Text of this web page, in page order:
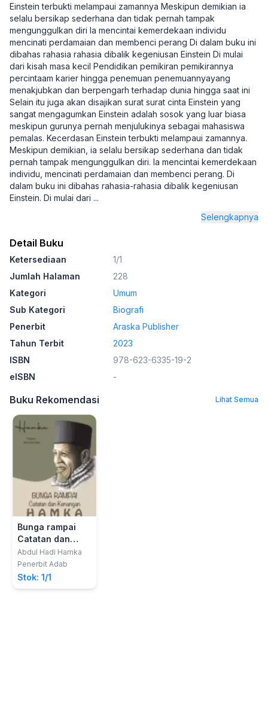
Einstein terbukti melampaui zamannya Meskipun demikian ia
selalu bersikap sederhana dan tidak pernah tampak
mengunggulkan diri Ia mencintai kemerdekaan individu
mencinati perdamaian dan membenci perang Di dalam buku ini
dibahas rahasia rahasia dibalik kegeniusan Einstein Di mulai
dari kisah masa kecil Pendidikan pemikiran pemikirannya
percintaam karier hingga penemuan penemuannyayang
menakjubkan dan berpengarh terhadap dunia hingga saat ini
Selain itu juga akan disajikan surat surat cinta Einstein yang
sangat mengagumkan Einstein adalah sosok yang luar biasa
meskipun gurunya pernah menjulukinya sebagai mahasiswa
pemalas. Kecerdasan Einstein terbukti melampaui zamannya.
Meskipun demikian, ia selalu bersikap sederhana dan tidak
pernah tampak mengunggulkan diri. Ia mencintai kemerdekaan
individu, mencinati perdamaian dan membenci perang. Di
dalam buku ini dibahas rahasia-rahasia dibalik kegeniusan
Einstein. Di mulai dari ...
Selengkapnya
Detail Buku
Ketersediaan
1/1
Jumlah Halaman
228
Kategori
Umum
Sub Kategori
Biografi
Penerbit
Araska Publisher
Tahun Terbit
2023
ISBN
978-623-6335-19-2
eISBN
-
Buku Rekomendasi Lihat Semua
Bunga rampai
Catatan dan
Kenangan H A M
K A : (Pemikiran
Pemikiran,
Sejarah, Budaya,
Abdul Hadi Hamka
Penerbit Adab
Stok: 1/1